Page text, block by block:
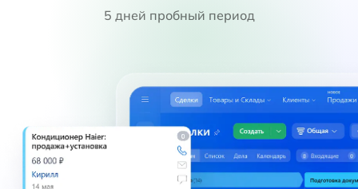
5 дней пробный период